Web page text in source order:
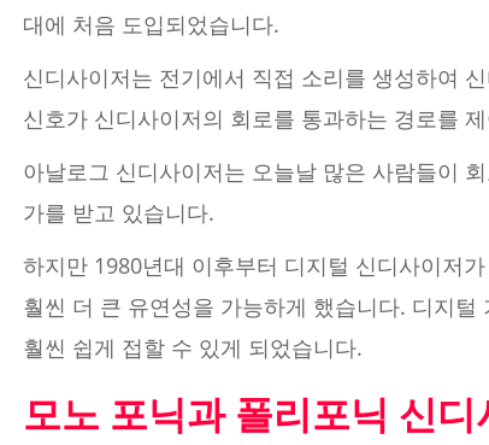
대에 처음 도입되었습니다.
신디사이저는 전기에서 직접 소리를 생성하여
신호가 신디사이저의 회로를 통과하는 경로를
아날로그 신디사이저는 오늘날 많은 사람들이
가를 받고 있습니다.
하지만 1980년대 이후부터 디지털 신디사이저
훨씬 더 큰 유연성을 가능하게 했습니다. 디지
훨씬 쉽게 접할 수 있게 되었습니다.
모노 포닉과 폴리포닉 신디